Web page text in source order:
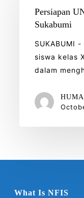
AMT
Sukabumi
Persiapan
Sukabumi
SUKABUMI
siswa kelas
dalam
What Is NFIS